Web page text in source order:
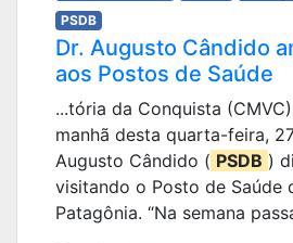
PSDB
Dr. Augusto Cândido
aos Postos de Saúde
...tória da Conquista
manhã desta quarta-feira,
Augusto Cândido ( PSDB )
visitando o Posto de Saúde
Patagônia. “Na semana